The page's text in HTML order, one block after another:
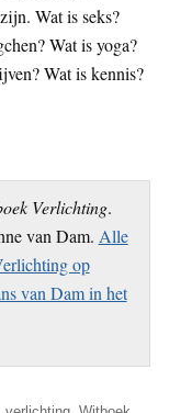
Wat is seks?
Wat is yoga?
Wat is kennis?
Verlichting.
van Dam. Alle
op
van Dam in het